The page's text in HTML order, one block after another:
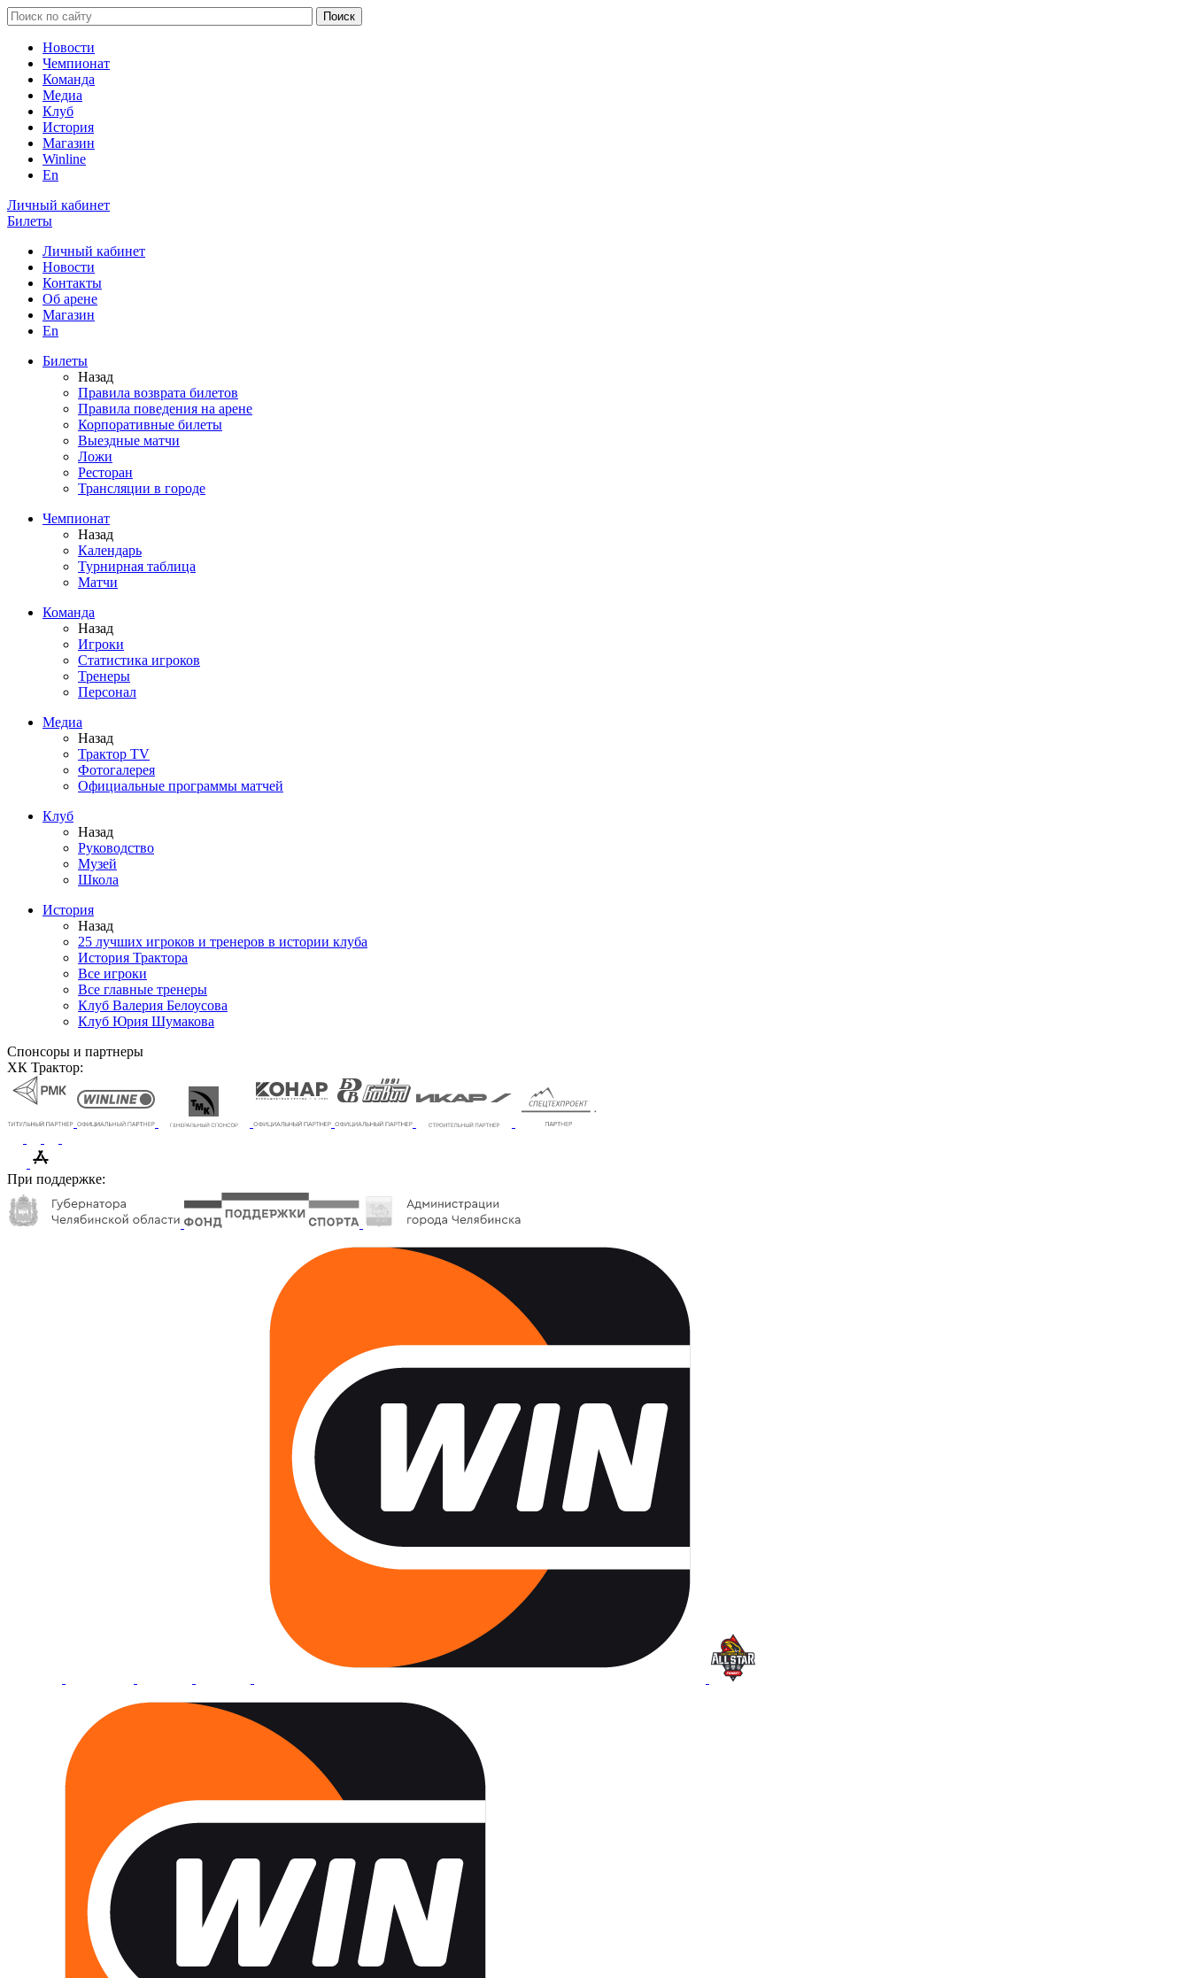
Новости
Чемпионат
Команда
Медиа
Клуб
История
Магазин
Winline
En
Личный кабинет
Билеты
Личный кабинет
Новости
Контакты
Об арене
Магазин
En
Билеты
Назад
Правила возврата билетов
Правила поведения на арене
Корпоративные билеты
Выездные матчи
Ложи
Ресторан
Трансляции в городе
Чемпионат
Назад
Календарь
Турнирная таблица
Матчи
Команда
Назад
Игроки
Статистика игроков
Тренеры
Персонал
Медиа
Назад
Трактор TV
Фотогалерея
Официальные программы матчей
Клуб
Назад
Руководство
Музей
Школа
История
Назад
25 лучших игроков и тренеров в истории клуба
История Трактора
Все игроки
Все главные тренеры
Клуб Валерия Белоусова
Клуб Юрия Шумакова
Спонсоры и партнеры
ХК Трактор:
При поддержке: